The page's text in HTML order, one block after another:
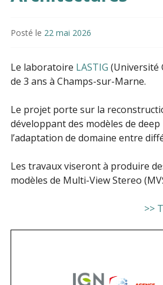
Posté le 22 mai 2026
Le laboratoire LASTIG (Université
de 3 ans à Champs-sur-Marne.
Le projet porte sur la
développant des modèles de
l’adaptation de domaine entre
Les travaux viseront à produire
modèles de Multi-View Stereo
>>